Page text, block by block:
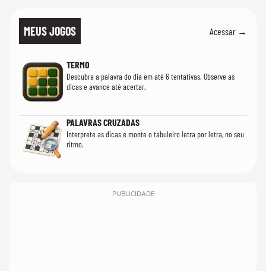
MEUS JOGOS Acessar →
TERMO
Descubra a palavra do dia em até 6 tentativas. Observe as
dicas e avance até acertar.
PALAVRAS CRUZADAS
Interprete as dicas e monte o tabuleiro letra por letra, no seu
ritmo.
PUBLICIDADE